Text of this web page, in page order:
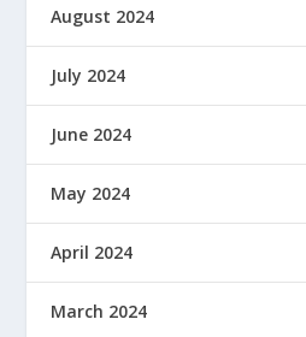
August 2024
July 2024
June 2024
May 2024
April 2024
March 2024